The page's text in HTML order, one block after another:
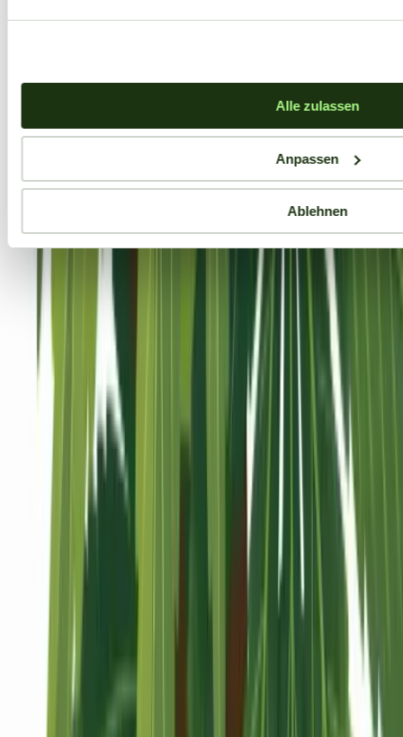
Alle zulassen
Anpassen
Ablehnen
Aktuelle Angebote